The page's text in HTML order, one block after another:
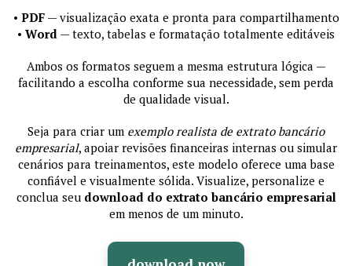
• PDF— visualização exata e pronta para compartilhamento
• Word — texto, tabelas e formatação totalmente editáveis
Ambos os formatos seguem a mesma estrutura lógica —
facilitando a escolha conforme sua necessidade, sem perda
de qualidade visual.
Seja para criar um exemplo realista de extrato bancário
empresarial, apoiar revisões financeiras internas ou simular
cenários para treinamentos, este modelo oferece uma base
confiável e visualmente sólida. Visualize, personalize e
conclua seu download do extrato bancário empresarial
em menos de um minuto.